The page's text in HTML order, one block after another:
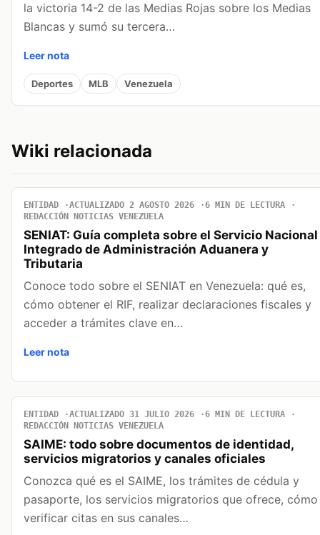
la victoria 14-2 de las Medias Rojas sobre los Medias
Blancas y sumó su tercera…
Leer nota
Deportes MLB Venezuela
Wiki relacionada
ENTIDAD ACTUALIZADO 2 AGOSTO 2026
6 MIN DE LECTURA
REDACCIÓN NOTICIAS VENEZUELA
SENIAT: Guía completa sobre el Servicio Nacional
Integrado de Administración Aduanera y
Tributaria
Conoce todo sobre el SENIAT en Venezuela: qué es,
cómo obtener el RIF, realizar declaraciones fiscales y
acceder a trámites clave en…
Leer nota
ENTIDAD ACTUALIZADO 31 JULIO 2026
6 MIN DE LECTURA
REDACCIÓN NOTICIAS VENEZUELA
SAIME: todo sobre documentos de identidad,
servicios migratorios y canales oficiales
Conozca qué es el SAIME, los trámites de cédula y
pasaporte, los servicios migratorios que ofrece, cómo
verificar citas en sus canales…